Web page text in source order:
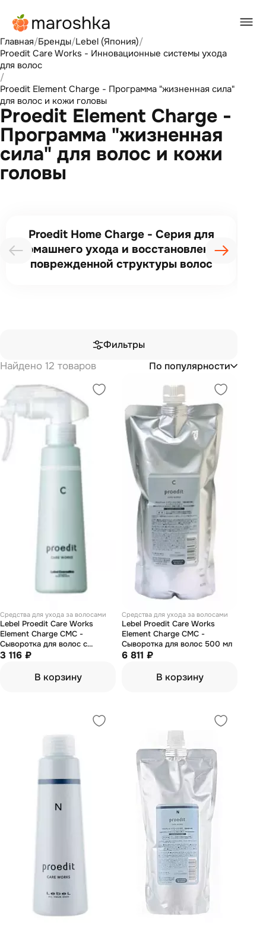
Главная/Бренды/Lebel (Япония)/
Proedit Care Works - Инновационные системы ухода
для волос
/
Proedit Element Charge - Программа "жизненная сила"
для волос и кожи головы
Proedit Element Charge -
Программа "жизненная
сила" для волос и кожи
головы
Proedit Home Charge - Серия для
домашнего ухода и восстановления
поврежденной структуры волос
Фильтры
Найдено 12 товаров
По популярности
Средства для ухода за волосами
Lebel Proedit Care Works
Element Charge CMC -
Сыворотка для волос с
дозатором 150 мл
3 116 ₽
В корзину
Средства для ухода за волосами
Lebel Proedit Care Works
Element Charge CMC -
Сыворотка для волос 500 мл
6 811 ₽
В корзину